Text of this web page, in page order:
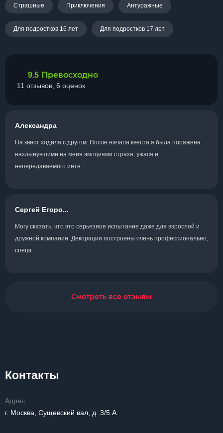
Страшные Приключения Антуражные
Для подростков 16 лет Для подростков 17 лет
9.5 Превосходно
11 отзывов, 6 оценок
Александра
На квест ходила с другом. После начала квеста я была поражена
нахлынувшими на меня эмоциями страха, ужаса и
непередаваемого инте...
Сергей Егоро...
Могу сказать, что это серьезное испытание даже для взрослой и
дружной компании. Декорации построены очень профессионально,
спецэ...
Смотреть все отзывы
Контакты
Адрес
г. Москва, Сущевский вал, д. 3/5 А